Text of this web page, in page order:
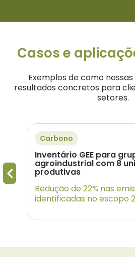
Casos e
Exemplos de como
resultados concretos para
setores.
Carbono
Inventário GEE para
agroindustrial com 8
produtivas
Redução de 22% nas
identificadas no escopo 2